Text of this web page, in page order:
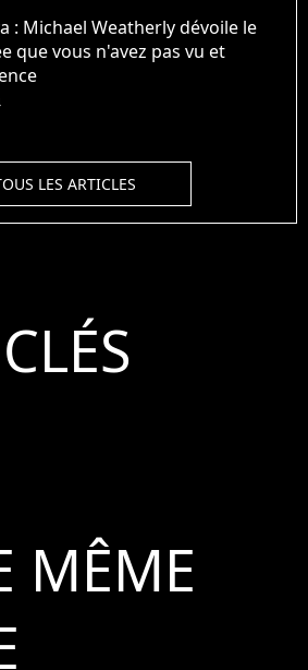
: Michael Weatherly dévoile le
que vous n'avez pas vu et
LES ARTICLES
MÊME